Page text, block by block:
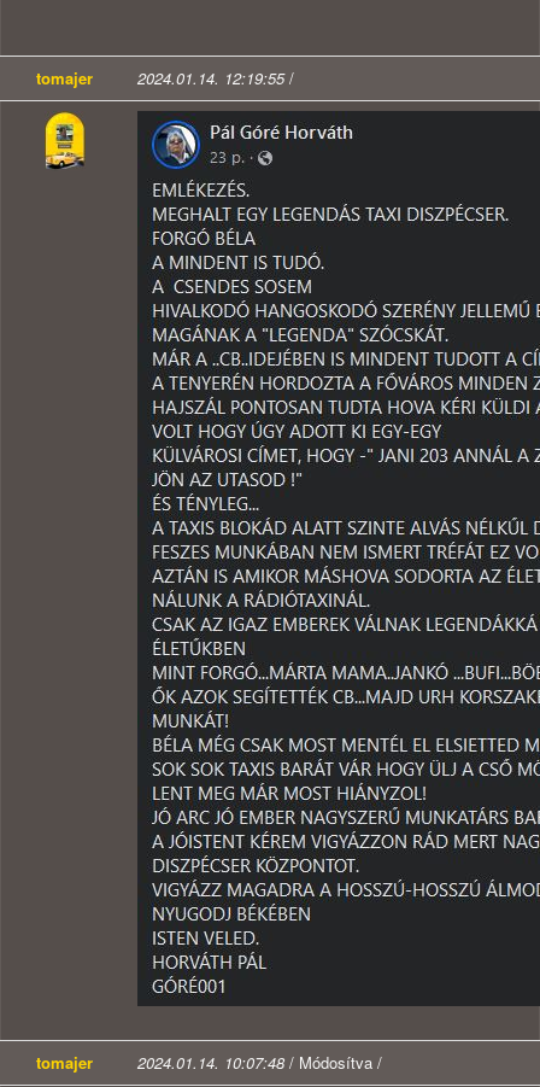
tomajer 2024.01.14. 12:19:55/
tomajer 2024.01.14. 10:07:48 / Módosítva /